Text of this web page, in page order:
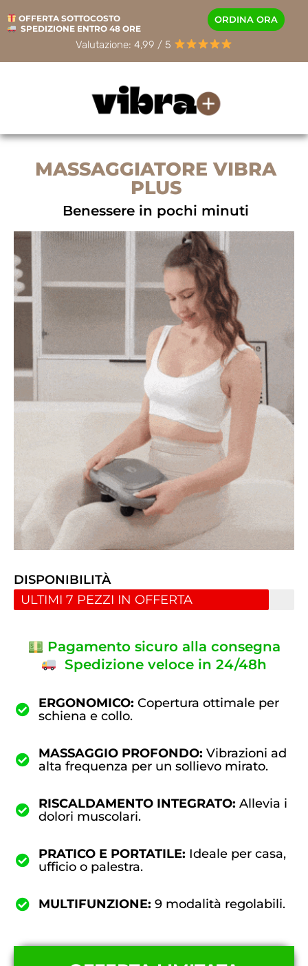
OFFERTA SOTTOCOSTO
SPEDIZIONE ENTRO 48 ORE
ORDINA ORA
Valutazione: 4,99 / 5
MASSAGGIATORE VIBRA
PLUS
Benessere in pochi minuti
DISPONIBILITÀ
ULTIMI 7 PEZZI IN OFFERTA
Pagamento sicuro alla consegna
Spedizione veloce in 24/48h
ERGONOMICO: Copertura ottimale per
schiena e collo.
MASSAGGIO PROFONDO: Vibrazioni ad
alta frequenza per un sollievo mirato.
RISCALDAMENTO INTEGRATO: Allevia i
dolori muscolari.
PRATICO E PORTATILE: Ideale per casa,
ufficio o palestra.
MULTIFUNZIONE: 9 modalità regolabili.